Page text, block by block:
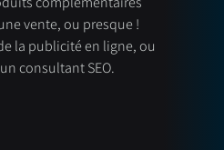
vente, ou presque !
la publicité en ligne, ou
consultant SEO.